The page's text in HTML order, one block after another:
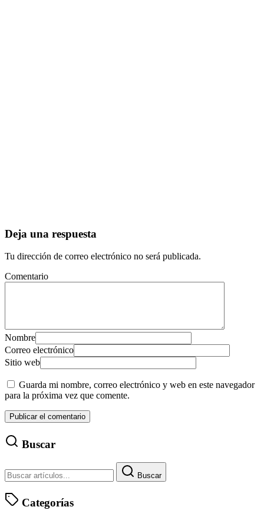
Deja una respuesta
Tu dirección de correo electrónico no será publicada.
Comentario
Nombre
Correo electrónico
Sitio web
Guarda mi nombre, correo electrónico y web en este navegador
para la próxima vez que comente.
Buscar
Buscar
Categorías